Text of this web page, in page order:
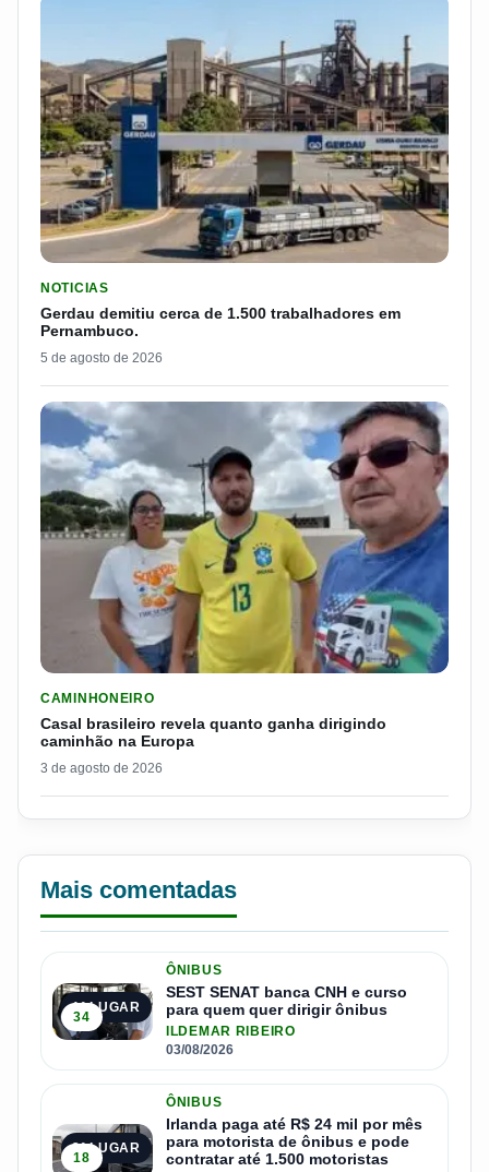
NOTICIAS
Gerdau demitiu cerca de 1.500 trabalhadores em
Pernambuco.
5 de agosto de 2026
CAMINHONEIRO
Casal brasileiro revela quanto ganha dirigindo
caminhão na Europa
3 de agosto de 2026
Mais comentadas
1º LUGAR
34
ÔNIBUS
SEST SENAT banca CNH e curso
para quem quer dirigir ônibus
ILDEMAR RIBEIRO
03/08/2026
2º LUGAR
18
ÔNIBUS
Irlanda paga até R$ 24 mil por mês
para motorista de ônibus e pode
contratar até 1.500 motoristas